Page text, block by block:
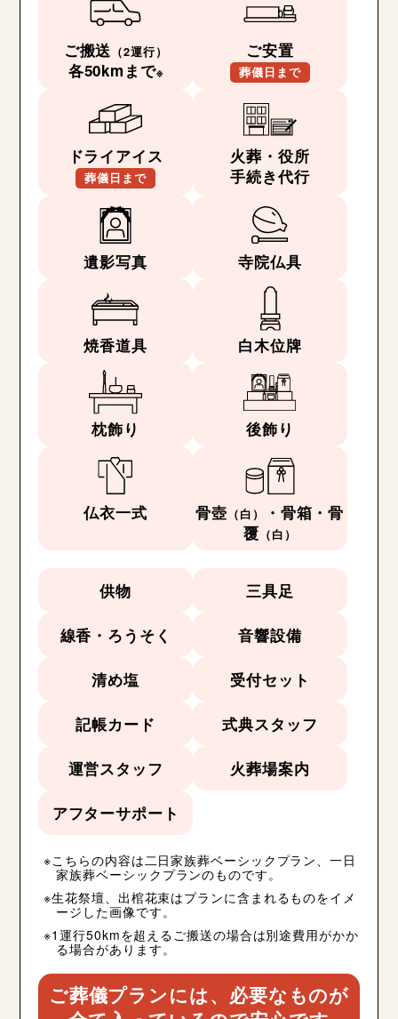
ご搬送 （2運行）
各50kmまで※
ご安置
葬儀日まで
ドライアイス
葬儀日まで
火葬・役所
手続き代行
遺影写真 寺院仏具
焼香道具 白木位牌
枕飾り 後飾り
仏衣一式 骨壺 （白）
・骨箱・骨
覆 （白）
供物 三具足
線香・ろうそく 音響設備
清め塩 受付セット
記帳カード 式典スタッフ
運営スタッフ 火葬場案内
アフターサポート
こちらの内容は二日家族葬ベーシックプラン、一日
家族葬ベーシックプランのものです。
生花祭壇、出棺花束はプランに含まれるものをイメ
ージした画像です。
1運行50kmを超えるご搬送の場合は別途費用がかか
る場合があります。
ご葬儀プランには、必要なものが